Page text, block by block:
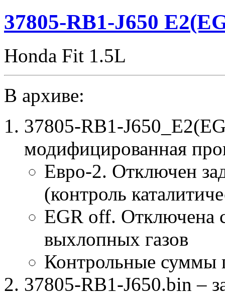
37805-RB1-J650
Honda Fit 1.5L
В архиве:
37805-RB1-
модифицированная
Евро-2. Отключен
(контроль
EGR off. Отключена
выхлопных газов
Контрольные суммы
37805-RB1-J650.bin –